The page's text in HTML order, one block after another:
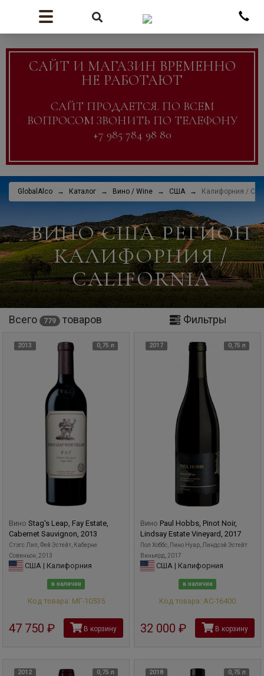
САЙТ И МАГАЗИН ВРЕМЕННО
НЕ РАБОТАЮТ
САЙТ ПРОДАЕТСЯ. ПО ВСЕМ
ВОПРОСОМ ЗВОНИТЬ ПО ТЕЛЕФОНУ
+7 985 784 98 80
GlobalAlco Каталог Вино / Wine США Калифорния /
ВИНО США РЕГИОН
КАЛИФОРНИЯ /
CALIFORNIA
Всего 779 товаров Фильтры
2013 0,75 л
Вино Stag's Leap, Fay Estate,
Cabernet Sauvignon, 2013
Стэгc Лип, Фей Эстейт, Каберне
Совиньон, 2013
США | Калифорния
в наличии
Код товара: МГ-10535
47 750 рубВ корзину
2017 0,75 л
Вино Paul Hobbs, Pinot Noir,
Lindsay Estate Vineyard, 2017
Пол Хоббс, Пино Нуар, Линдсэй Эстейт
Виньярд, 2017
США | Калифорния
в наличии
Код товара: АС-16400
32 000 рубВ корзину
2012 0,75 л 2018 0,75 л